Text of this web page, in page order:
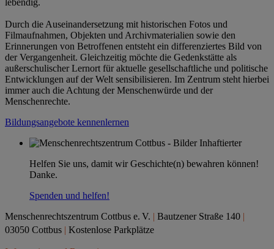
Durch die Auseinandersetzung mit historischen Fotos und
Filmaufnahmen, Objekten und Archivmaterialien sowie den
Erinnerungen von Betroffenen entsteht ein differenziertes Bild von
der Vergangenheit. Gleichzeitig möchte die Gedenkstätte als
außerschulischer Lernort für aktuelle gesellschaftliche und politische
Entwicklungen auf der Welt sensibilisieren. Im Zentrum steht hierbei
immer auch die Achtung der Menschenwürde und der
Menschenrechte.
Bildungsangebote kennenlernen
Helfen Sie uns, damit wir Geschichte(n) bewahren können!
Danke.
Spenden und helfen!
Menschenrechtszentrum Cottbus e. V. | Bautzener Straße 140 |
03050 Cottbus | Kostenlose Parkplätze